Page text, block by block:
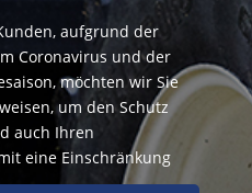
aufgrund der
Coronavirus und der
möchten wir Sie
um den Schutz
auch Ihren
eine Einschränkung